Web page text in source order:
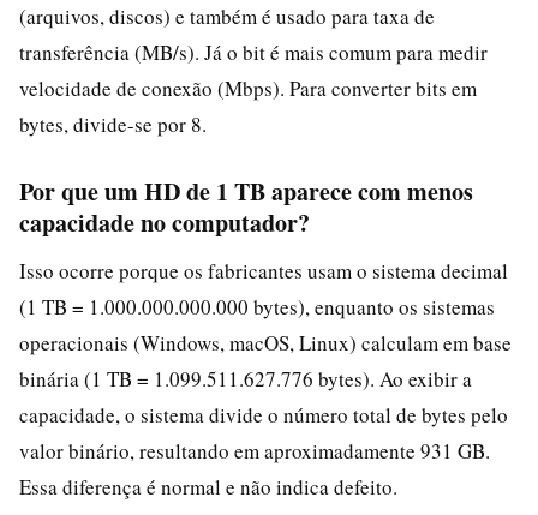
(arquivos, discos) e também é usado para taxa de
transferência (MB/s). Já o bit é mais comum para medir
velocidade de conexão (Mbps). Para converter bits em
bytes, divide-se por 8.
Por que um HD de 1 TB aparece com menos
capacidade no computador?
Isso ocorre porque os fabricantes usam o sistema decimal
(1 TB = 1.000.000.000.000 bytes), enquanto os sistemas
operacionais (Windows, macOS, Linux) calculam em base
binária (1 TB = 1.099.511.627.776 bytes). Ao exibir a
capacidade, o sistema divide o número total de bytes pelo
valor binário, resultando em aproximadamente 931 GB.
Essa diferença é normal e não indica defeito.